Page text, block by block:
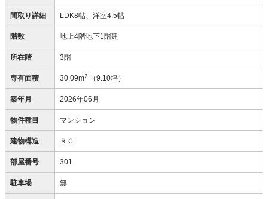
間取り詳細 LDK8帖、洋室4.5帖
階数 地上4階地下1階建
所在階 3階
専有面積 30.09m2 （9.10坪）
築年月 2026年06月
物件種目 マンション
建物構造 ＲＣ
部屋番号 301
駐車場 無